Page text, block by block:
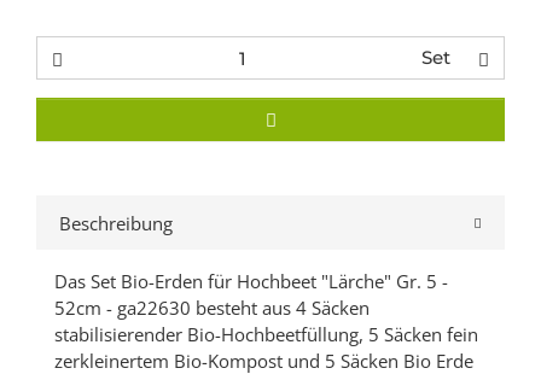
Set
Beschreibung
Das Set Bio-Erden für Hochbeet "Lärche" Gr. 5 -
52cm - ga22630 besteht aus 4 Säcken
stabilisierender Bio-Hochbeetfüllung, 5 Säcken fein
zerkleinertem Bio-Kompost und 5 Säcken Bio Erde